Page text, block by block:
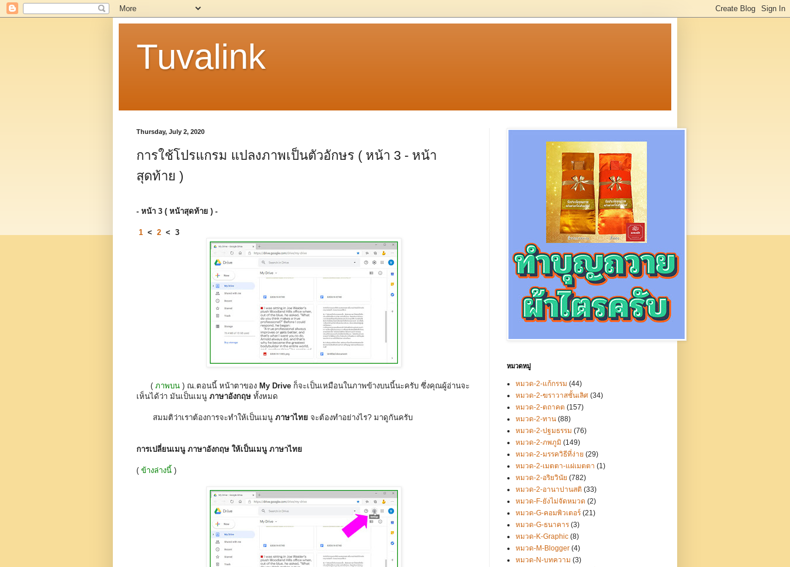
Tuvalink
Thursday, July 2, 2020
การใช้โปรแกรม แปลงภาพเป็นตัวอักษร ( หน้า 3 - หน้า
สุดท้าย )
- หน้า 3 ( หน้าสุดท้าย ) -
1 < 2 < 3
( ภาพบน ) ณ.ตอนนี้ หน้าตาของ My Drive ก็จะเป็นเหมือนในภาพข้างบนนี้นะครับ ซึ่งคุณผู้อ่านจะ
เห็นได้ว่า มันเป็นเมนู ภาษาอังกฤษ ทั้งหมด
สมมติว่าเราต้องการจะทำให้เป็นเมนู ภาษาไทย จะต้องทำอย่างไร? มาดูกันครับ
การเปลี่ยนเมนู ภาษาอังกฤษ ให้เป็นเมนู ภาษาไทย
( ข้างล่างนี้ )
หมวดหมู่
หมวด-2-แก้กรรม (44)
หมวด-2-ฆราวาสชั้นเลิศ (34)
หมวด-2-ตถาคต (157)
หมวด-2-ทาน (88)
หมวด-2-ปฐมธรรม (76)
หมวด-2-ภพภูมิ (149)
หมวด-2-มรรควิธีที่ง่าย (29)
หมวด-2-เมตตา-แผ่เมตตา (1)
หมวด-2-อริยวินัย (782)
หมวด-2-อานาปานสติ (33)
หมวด-F-ยังไม่จัดหมวด (2)
หมวด-G-คอมพิวเตอร์ (21)
หมวด-G-ธนาคาร (3)
หมวด-K-Graphic (8)
หมวด-M-Blogger (4)
หมวด-N-บทความ (3)